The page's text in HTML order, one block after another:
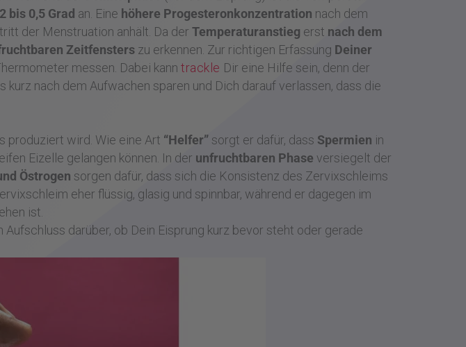
bis 0,5 Grad an. Eine höhere Progesteronkonzentration nach dem
der Menstruation anhält. Da der Temperaturanstieg erst nach dem
Zeitfensters zu erkennen. Zur richtigen Erfassung Deiner
messen. Dabei kann trackle Dir eine Hilfe sein, denn der
nach dem Aufwachen sparen und Dich darauf verlassen, dass die
produziert wird. Wie eine Art “Helfer” sorgt er dafür, dass Spermien in
Eizelle gelangen können. In der unfruchtbaren Phase versiegelt der
Östrogen sorgen dafür, dass sich die Konsistenz des Zervixschleims
eher flüssig, glasig und spinnbar, während er dagegen im
ist.
darüber, ob Dein Eisprung kurz bevor steht oder gerade